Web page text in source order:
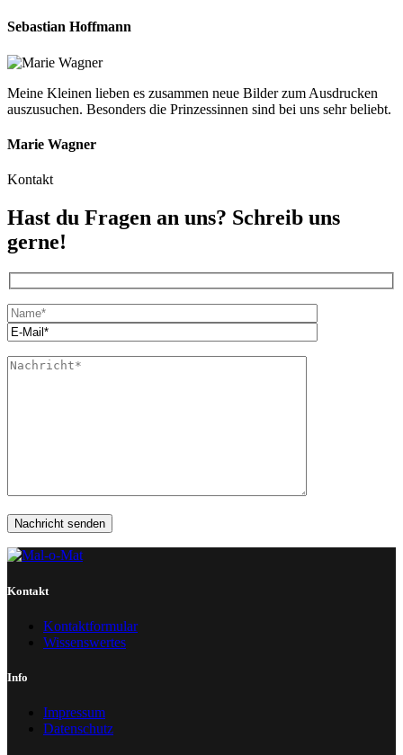
Sebastian Hoffmann
Meine Kleinen lieben es zusammen neue Bilder zum Ausdrucken
auszusuchen. Besonders die Prinzessinnen sind bei uns sehr beliebt.
Marie Wagner
Kontakt
Hast du Fragen an uns? Schreib uns
gerne!
Kontakt
Kontaktformular
Wissenswertes
Info
Impressum
Datenschutz